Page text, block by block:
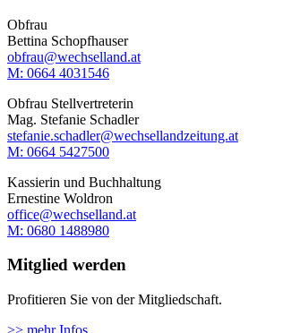
Obfrau
Bettina Schopfhauser
obfrau@wechselland.at
M: 0664 4031546
Obfrau Stellvertreterin
Mag. Stefanie Schadler
stefanie.schadler@wechsellandzeitung.at
M: ‭0664 5427500‬
Kassierin und Buchhaltung
Ernestine Woldron
office@wechselland.at
M: ‭0680 1488980‬
Mitglied werden
Profitieren Sie von der Mitgliedschaft.
>> mehr Infos